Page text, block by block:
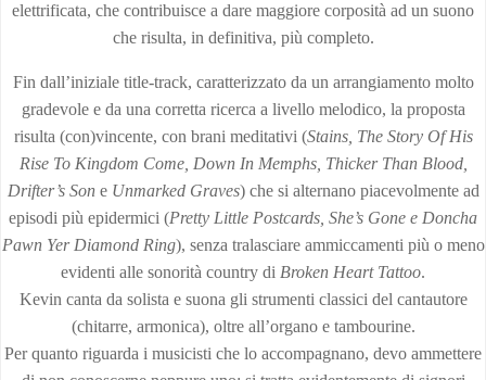
elettrificata, che contribuisce a dare maggiore corposità ad un suono
che risulta, in definitiva, più completo.
Fin dall’iniziale title-track, caratterizzato da un arrangiamento molto
gradevole e da una corretta ricerca a livello melodico, la proposta
risulta (con)vincente, con brani meditativi (Stains, The Story Of His
Rise To Kingdom Come, Down In Memphs, Thicker Than Blood,
Drifter’s Son eUnmarked Graves) che si alternano piacevolmente ad
episodi più epidermici (Pretty Little Postcards, She’s Gone e Doncha
Pawn Yer Diamond Ring), senza tralasciare ammiccamenti più o meno
evidenti alle sonorità country di Broken Heart Tattoo.
Kevin canta da solista e suona gli strumenti classici del cantautore
(chitarre, armonica), oltre all’organo e tambourine.
Per quanto riguarda i musicisti che lo accompagnano, devo ammettere